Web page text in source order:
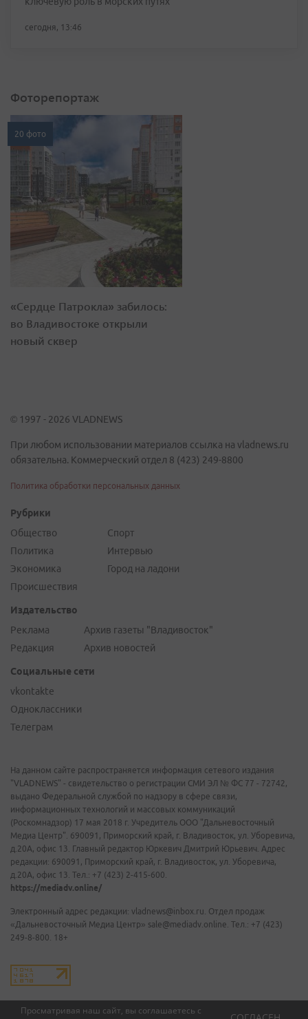
Просматривая наш сайт, вы соглашаетесь с
сегодня, 13:46
Фоторепортаж
20 фото
«Сердце Патрокла» забилось:
во Владивостоке открыли
новый сквер
© 1997 - 2026 VLADNEWS
При любом использовании материалов ссылка на vladnews.ru
обязательна. Коммерческий отдел 8 (423) 249-8800
Политика обработки персональных данных
Рубрики
Общество
Политика
Экономика
Происшествия
Спорт
Интервью
Город на ладони
Издательство
Реклама
Редакция
Архив газеты "Владивосток"
Архив новостей
Социальные сети
vkontakte
Одноклассники
Телеграм
На данном сайте распространяется информация сетевого издания
"VLADNEWS" - свидетельство о регистрации СМИ ЭЛ № ФС 77 - 72742,
выдано Федеральной службой по надзору в сфере связи,
информационных технологий и массовых коммуникаций
(Роскомнадзор) 17 мая 2018 г. Учредитель ООО "Дальневосточный
Медиа Центр". 690091, Приморский край, г. Владивосток, ул. Уборевича,
д.20А, офис 13. Главный редактор Юркевич Дмитрий Юрьевич. Адрес
редакции: 690091, Приморский край, г. Владивосток, ул. Уборевича,
д.20А, офис 13. Тел.: +7 (423) 2-415-600.
https://mediadv.online/
Электронный адрес редакции: vladnews@inbox.ru. Отдел продаж
«Дальневосточный Медиа Центр» sale@mediadv.online. Тел.: +7 (423)
249-8-800. 18+